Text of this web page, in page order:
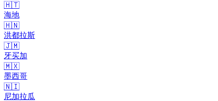
🇭🇹
海地
🇭🇳
洪都拉斯
🇯🇲
牙买加
🇲🇽
墨西哥
🇳🇮
尼加拉瓜